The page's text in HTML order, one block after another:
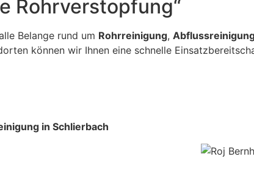
Rohrverstopfung“
Belange rund um Rohrreinigung,
können wir Ihnen eine schnelle
in Schlierbach